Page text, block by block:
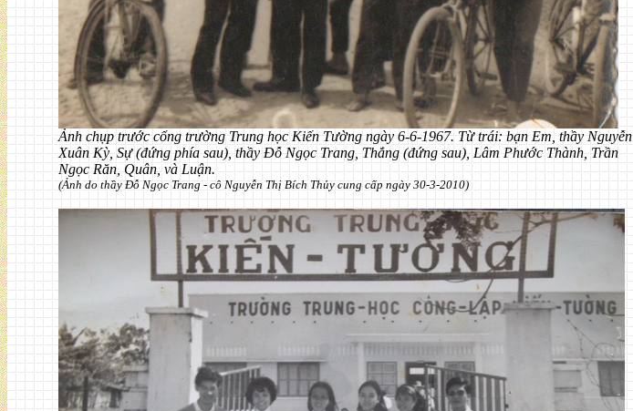
Ảnh chụp trước cổng trường Trung học Kiến Tường ngày 6-6-1967. Từ trái: bạn Em, thầy Nguyễn
Xuân Kỳ, Sự (đứng phía sau), thầy Đỗ Ngọc Trang, Thắng (đứng sau), Lâm Phước Thành, Trần
Ngọc Răn, Quân, và Luận.
(Ảnh do thầy Đỗ Ngọc Trang - cô Nguyễn Thị Bích Thủy cung cấp ngày 30-3-2010)